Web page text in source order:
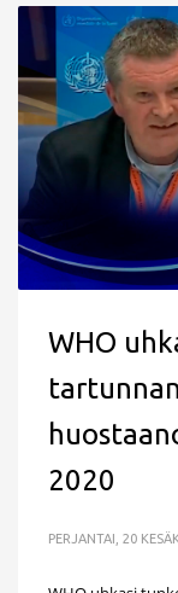
WHO
2020
PERJANTAI, 20